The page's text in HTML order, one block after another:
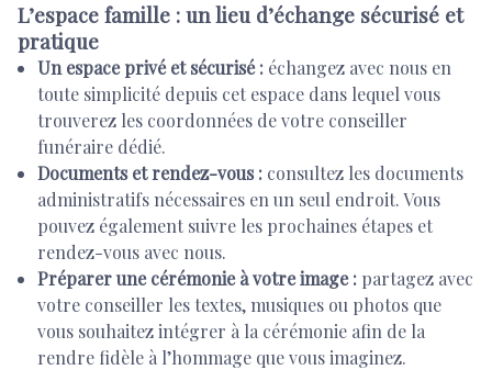
L’espace famille : un lieu d’échange sécurisé et
pratique
Un espace privé et sécurisé : échangez avec nous en
toute simplicité depuis cet espace dans lequel vous
trouverez les coordonnées de votre conseiller
funéraire dédié.
Documents et rendez-vous : consultez les documents
administratifs nécessaires en un seul endroit. Vous
pouvez également suivre les prochaines étapes et
rendez-vous avec nous.
Préparer une cérémonie à votre image : partagez avec
votre conseiller les textes, musiques ou photos que
vous souhaitez intégrer à la cérémonie afin de la
rendre fidèle à l’hommage que vous imaginez.